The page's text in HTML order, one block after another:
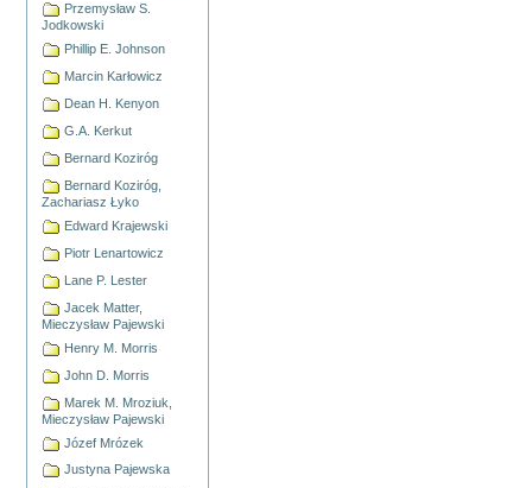
Przemysław S.
Jodkowski
Phillip E. Johnson
Marcin Karłowicz
Dean H. Kenyon
G.A. Kerkut
Bernard Koziróg
Bernard Koziróg,
Zachariasz Łyko
Edward Krajewski
Piotr Lenartowicz
Lane P. Lester
Jacek Matter,
Mieczysław Pajewski
Henry M. Morris
John D. Morris
Marek M. Mroziuk,
Mieczysław Pajewski
Józef Mrózek
Justyna Pajewska